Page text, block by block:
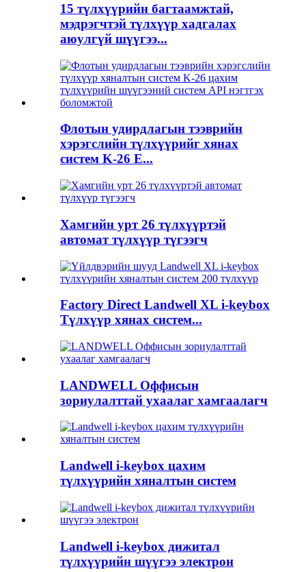
15 түлхүүрийн багтаамжтай,
мэдрэгчтэй түлхүүр хадгалах
аюулгүй шүүгээ...
Флотын удирдлагын тээврийн
хэрэгслийн түлхүүрийг хянах
систем K-26 E...
Хамгийн урт 26 түлхүүртэй
автомат түлхүүр түгээгч
Factory Direct Landwell XL i-keybox
Түлхүүр хянах систем...
LANDWELL Оффисын
зориулалттай ухаалаг хамгаалагч
Landwell i-keybox цахим
түлхүүрийн хяналтын систем
Landwell i-keybox дижитал
түлхүүрийн шүүгээ электрон